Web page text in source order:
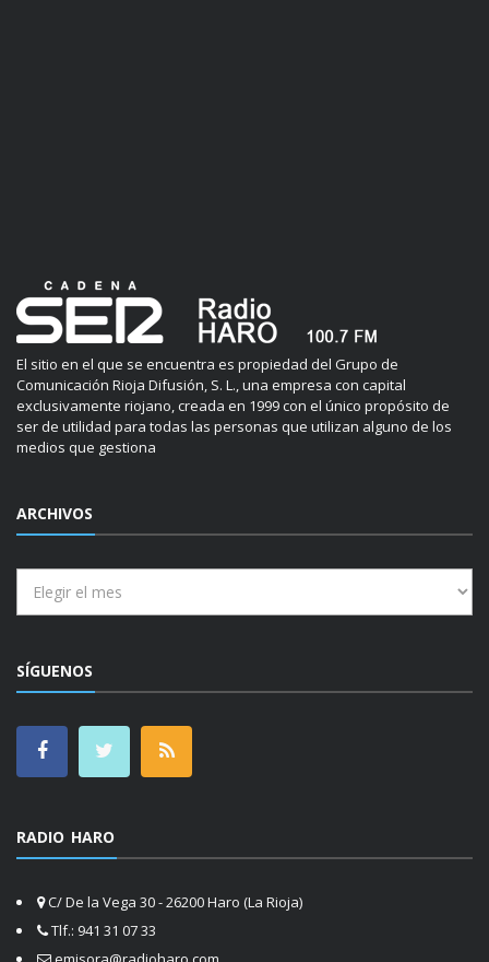
El sitio en el que se encuentra es propiedad del Grupo de
Comunicación Rioja Difusión, S. L., una empresa con capital
exclusivamente riojano, creada en 1999 con el único propósito de
ser de utilidad para todas las personas que utilizan alguno de los
medios que gestiona
ARCHIVOS
SÍGUENOS
RADIO HARO
C/ De la Vega 30 - 26200 Haro (La Rioja)
Tlf.: 941 31 07 33